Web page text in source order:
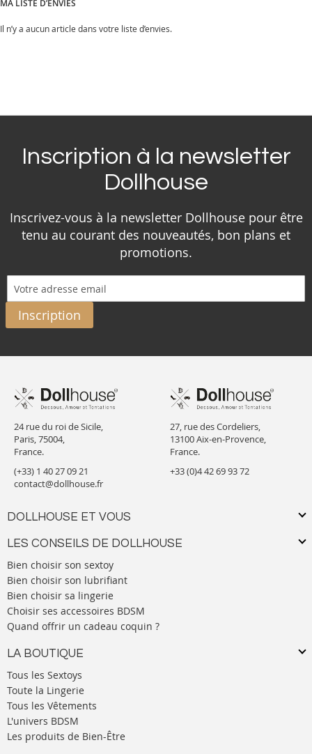
MA LISTE D’ENVIES
Il n’y a aucun article dans votre liste d’envies.
Inscription à la newsletter
Dollhouse
Inscrivez-vous à la newsletter Dollhouse pour être
tenu au courant des nouveautés, bon plans et
promotions.
Inscription
24 rue du roi de Sicile,
Paris, 75004,
France.
(+33) 1 40 27 09 21
contact@dollhouse.fr
DOLLHOUSE ET VOUS
LES CONSEILS DE DOLLHOUSE
Bien choisir son sextoy
Bien choisir son lubrifiant
Bien choisir sa lingerie
Choisir ses accessoires BDSM
Quand offrir un cadeau coquin ?
LA BOUTIQUE
Tous les Sextoys
Toute la Lingerie
Tous les Vêtements
L'univers BDSM
Les produits de Bien-Être
27, rue des Cordeliers,
13100 Aix-en-Provence,
France.
+33 (0)4 42 69 93 72